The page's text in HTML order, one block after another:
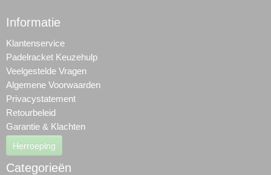
Informatie
Klantenservice
Padelracket Keuzehulp
Veelgestelde Vragen
Algemene Voorwaarden
Privacystatement
Retourbeleid
Garantie & Klachten
Herroeping
Categorieën